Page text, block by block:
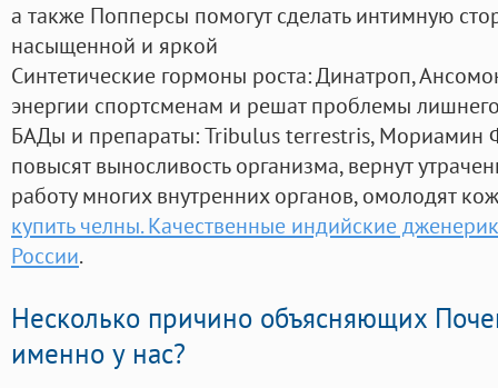
а также Попперсы помогут сделать интимную
насыщенной и яркой
Синтетические гормоны роста: Динатроп,
энергии спортсменам и решат проблемы
БАДы и препараты:Tribulus terrestris, Мориамин
повысят выносливость организма, вернут
работу многих внутренних органов, омолодят
купить челны. Качественные индийские
России.
Несколько причино объясняющих
именно у нас?